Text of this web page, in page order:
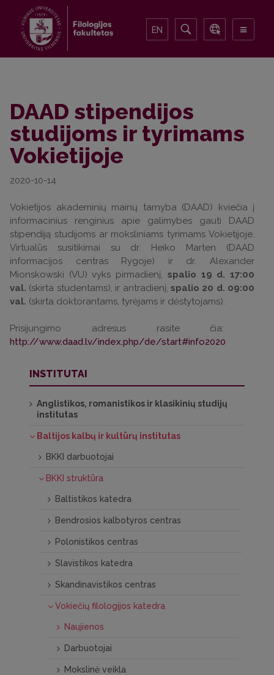
EN
DAAD stipendijos
studijoms ir tyrimams
Vokietijoje
2020-10-14
Vokietijos akademinių mainų tarnyba (DAAD) kviečia į
informacinius renginius apie galimybes gauti DAAD
stipendiją studijoms ar moksliniams tyrimams Vokietijoje.
Virtualūs susitikimai su dr. Heiko Marten (DAAD
informacijos centras Rygoje) ir dr. Alexander
Mionskowski (VU) vyks pirmadienį, spalio 19 d. 17:00
val. (skirta studentams), ir antradienį, spalio 20 d. 09:00
val. (skirta doktorantams, tyrėjams ir dėstytojams).
Prisijungimo adresus rasite čia:
http://www.daad.lv/index.php/de/start#info2020
INSTITUTAI
Anglistikos, romanistikos ir klasikinių studijų
institutas
Baltijos kalbų ir kultūrų institutas
BKKI darbuotojai
BKKI struktūra
Baltistikos katedra
Bendrosios kalbotyros centras
Polonistikos centras
Slavistikos katedra
Skandinavistikos centras
Vokiečių filologijos katedra
Naujienos
Darbuotojai
Mokslinė veikla